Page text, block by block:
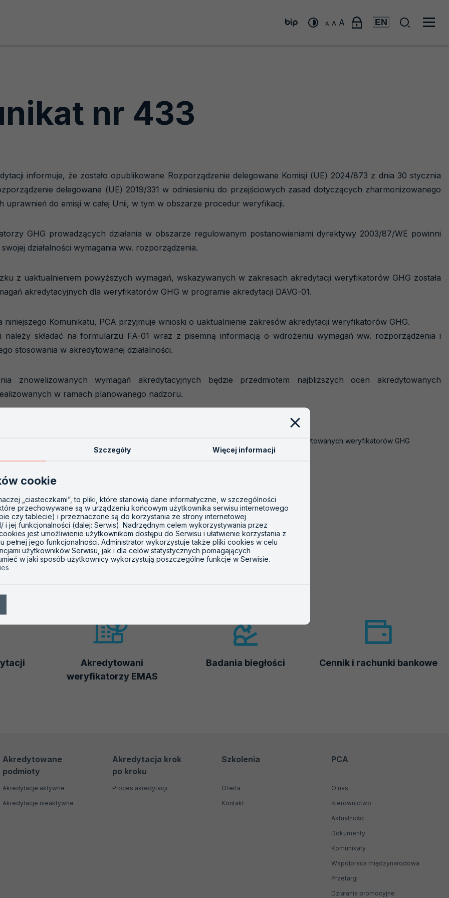
Menu
A A A
Menu
nr 433
informuje, że zostało opublikowane Rozporządzenie delegowane Komisji (UE) 2024/873 z dnia 30 stycznia
delegowane (UE) 2019/331 w odniesieniu do przejściowych zasad dotyczących zharmonizowanego
uprawnień do emisji w całej Unii, w tym w obszarze procedur weryfikacji.
GHG prowadzących działania w obszarze regulowanym postanowieniami dyrektywy 2003/87/WE powinni
działalności wymagania ww. rozporządzenia.
z uaktualnieniem powyższych wymagań, wskazywanych w zakresach akredytacji weryfikatorów GHG została
akredytacyjnych dla weryfikatorów GHG w programie akredytacji DAVG-01.
niniejszego Komunikatu, PCA przyjmuje wnioski o uaktualnienie zakresów akredytacji weryfikatorów GHG.
należy składać na formularzu FA-01 wraz z pisemną informacją o wdrożeniu wymagań ww. rozporządzenia i
stosowania w akredytowanej działalności.
znowelizowanych wymagań akredytacyjnych będzie przedmiotem najbliższych ocen akredytowanych
w ramach planowanego nadzoru.
nowelizacji wymagań dotyczących procedur oceny zgodności stosowanych przez akredytowanych weryfikatorów GHG
przepisami dyrektywy 2003/87/WE
01 wyd. 9 z 2024-05-13 (plik pdf, 414.70 KB)
dla weryfikatorów GHG
Akredytowani
weryfikatorzy EMAS
Badania biegłości Cennik i rachunki bankowe
Akredytowane
podmioty
Akredytacje aktywne
Akredytacje nieaktywne
Akredytacja krok
po kroku
Proces akredytacji
Szkolenia
Oferta
Kontakt
PCA
O nas
Kierownictwo
Aktualności
Dokumenty
Komunikaty
Współpraca międzynarodowa
Przetargi
Działania promocyjne
Szczegóły Więcej informacji
cookie
„ciasteczkami”, to pliki, które stanowią dane informatyczne, w szczególności
przechowywane są w urządzeniu końcowym użytkownika serwisu internetowego
czy tablecie) i przeznaczone są do korzystania ze strony internetowej
i jej funkcjonalności (dalej: Serwis). Nadrzędnym celem wykorzystywania przez
jest umożliwienie użytkownikom dostępu do Serwisu i ułatwienie korzystania z
pełnej jego funkcjonalności. Administrator wykorzystuje także pliki cookies w celu
użytkowników Serwisu, jak i dla celów statystycznych pomagających
w jaki sposób użytkownicy wykorzystują poszczególne funkcje w Serwisie.